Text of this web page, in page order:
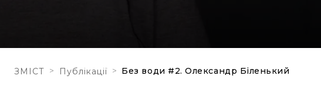
ЗМІСТ > Публікації > Без води #2. Олександр Біленький